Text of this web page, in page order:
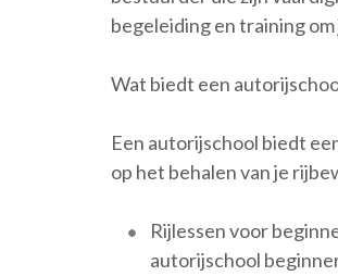
begeleiding en training
Wat biedt een
Een autorijschool biedt
op het behalen van je
Rijlessen voor
autorijschool